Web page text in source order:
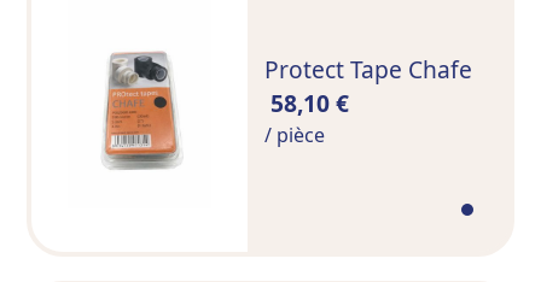
Protect Tape Chafe
58,10 €
/ pièce